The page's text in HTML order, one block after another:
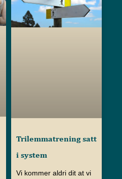
Trilemmatrening satt
i system
Vi kommer aldri dit at vi